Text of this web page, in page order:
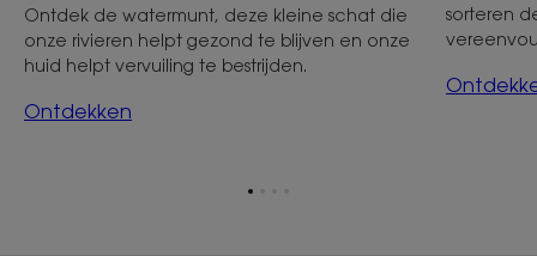
Ontdek de watermunt, deze kleine schat die
onze rivieren helpt gezond te blijven en onze
huid helpt vervuiling te bestrijden.
Ontdekken
sorteren
Ga